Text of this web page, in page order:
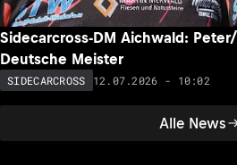
Alle News
Sidecarcross-DM Aichwald:
Deutsche Meister
SIDECARCROSS 12.07.2026 - 10:02